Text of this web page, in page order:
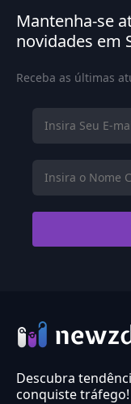
Mantenha-se
novidades em
Receba as últimas
Descubra
conquiste tráfego!